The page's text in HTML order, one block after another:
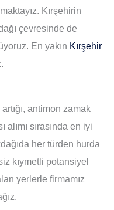
Kırşehirin
çevresinde de
En yakın Kırşehir
antimon zamak
sırasında en iyi
her türden hurda
kıymetli potansiyel
yerlerle firmamız